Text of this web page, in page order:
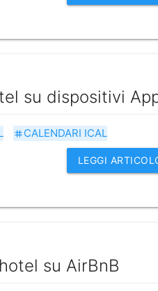
su dispositivi
tag CALENDARI ICAL
LEGGI
su AirBnB